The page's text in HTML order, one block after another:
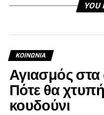
YOU
ΚΟΙΝΩΝΊΑ
Αγιασμός στα
Πότε θα
κουδούνι